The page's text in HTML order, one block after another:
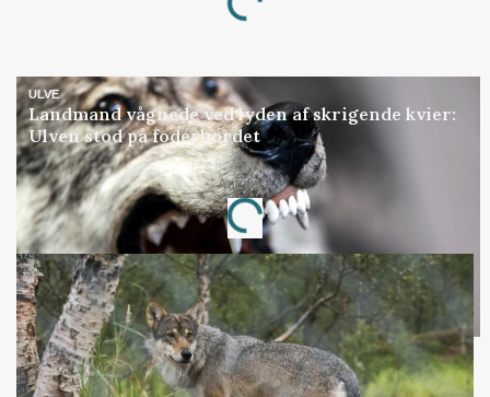
Loading...
ULVE
Landmand vågnede ved lyden af skrigende kvier:
Ulven stod på foderbordet
Annonce
Loading...